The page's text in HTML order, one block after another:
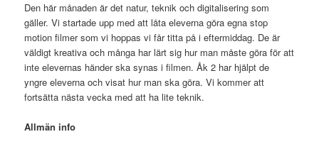
Den här månaden är det natur, teknik och digitalisering som
gäller. Vi startade upp med att låta eleverna göra egna stop
motion filmer som vi hoppas vi får titta på i eftermiddag. De är
väldigt kreativa och många har lärt sig hur man måste göra för att
inte elevernas händer ska synas i filmen. Åk 2 har hjälpt de
yngre eleverna och visat hur man ska göra. Vi kommer att
fortsätta nästa vecka med att ha lite teknik.
Allmän info